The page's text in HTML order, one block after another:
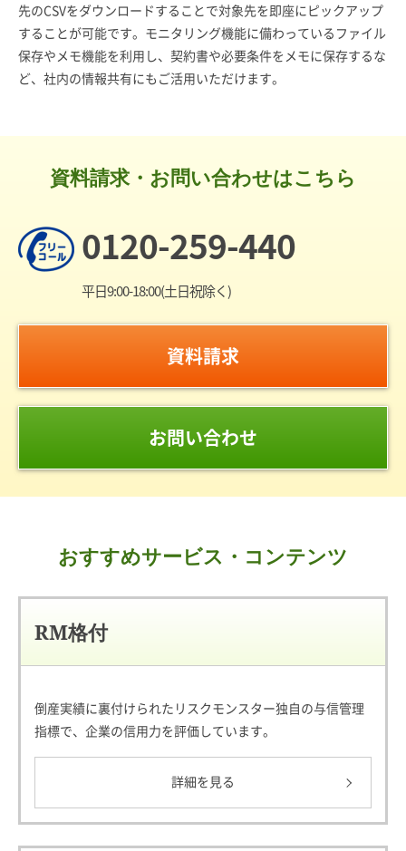
先のCSVをダウンロードすることで対象先を即座にピックアップ
することが可能です。モニタリング機能に備わっているファイル
保存やメモ機能を利用し、契約書や必要条件をメモに保存するな
ど、社内の情報共有にもご活用いただけます。
資料請求・お問い合わせはこちら
0120-259-440
平日9:00-18:00(土日祝除く)
資料請求
お問い合わせ
おすすめサービス・コンテンツ
RM格付
倒産実績に裏付けられたリスクモンスター独自の与信管理
指標で、企業の信用力を評価しています。
詳細を見る